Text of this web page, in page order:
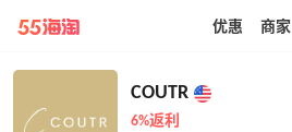
带你去官网买正品
优惠 商家
COUTR
6%返利